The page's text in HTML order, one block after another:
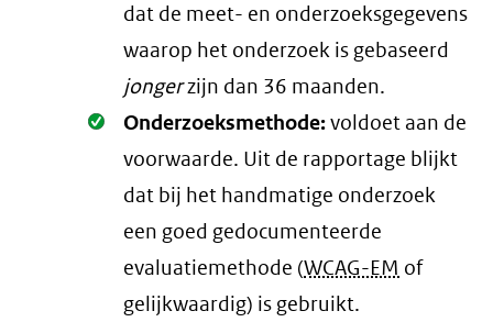
dat de meet- en onderzoeksgegevens
waarop het onderzoek is gebaseerd
jongerzijn dan 36 maanden.
Oké.
Onderzoeksmethode:voldoet aan de
voorwaarde. Uit de rapportage blijkt
dat bij het handmatige onderzoek
een goed gedocumenteerde
evaluatiemethode (WCAG-EM of
gelijkwaardig) is gebruikt.